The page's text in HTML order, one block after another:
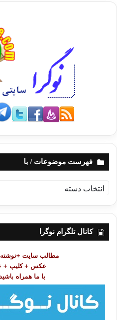
فهرست موضوعات / با
ه
ر
کانال تلگرام نوگرا
مطالب سایت +نوشته
عکس + کلیپ +
با ما همراه